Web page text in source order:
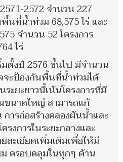
2572 จำนวน 227
นที่น้ำท่วม 68,575 ไร่ และ
จำนวน 52 โครงการ
ไร่
มตั้งปี 2576 ขึ้นไป มีจำนวน
จจะป้องกันพื้นที่น้ำท่วมได้
ระยะยาวนี้เน้นโครงการที่มี
ขนาดใหญ่ สามารถแก้
ารก่อสร้างคลองผันน้ำและ
งการในระยะกลางและ
ละเอียดเพิ่มเติมเพื่อให้มี
ครอบคลุมในทุกๆ ด้าน